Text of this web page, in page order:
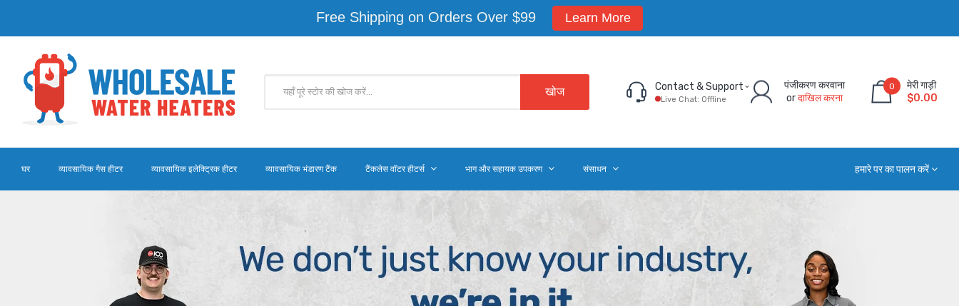
Free Shipping on Orders Over $99 Learn More
खोज Contact & Support
Live Chat: Offline
पंजीकरण करवाना
orदाखिल करना
0
मेरी गाड़ी
$0.00
हमारे पर का पालन करें
घर व्यावसायिक गैस हीटर व्यावसायिक इलेक्ट्रिक हीटर व्यावसायिक भंडारण टैंक टैंकलेस वॉटर हीटर्स भाग और सहायक उपकरण संसाधन